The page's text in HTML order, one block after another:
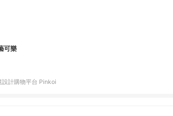
可樂
設計購物平台 Pinkoi